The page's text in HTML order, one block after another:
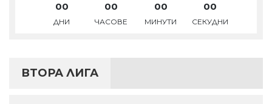
00
ДНИ
00
ЧАСОВЕ
00
МИНУТИ
00
СЕКУДНИ
ВТОРА ЛИГА